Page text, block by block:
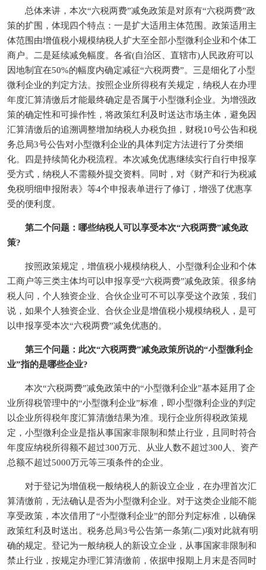
总体来讲，本次“六税两费”减免政策是对原有“六税两费”政
策的扩围，体现四个特点：一是扩大适用主体范围。政策适用主
体范围由增值税小规模纳税人扩大至全部小型微利企业和个体工
商户。二是延续减免幅度。各省(自治区、直辖市)人民政府可以
因地制宜在50%的幅度内确定减征“六税两费”。三是细化了小型
微利企业的判定方法。按照企业所得税有关规定，纳税人在办理
年度汇算清缴后才能最终确定是否属于小型微利企业。为增强政
策的确定性和可操作性，将政策红利及时送达市场主体，避免因
汇算清缴后的追溯调整增加纳税人办税负担，财税10号公告和税
务总局3号公告对小型微利企业的具体判定方法进行了分类细
化。四是持续简化办税流程。本次减免优惠继续实行自行申报享
受方式，纳税人不需额外提交资料。同时，对《财产和行为税减
免税明细申报附表》等4个申报表单进行了修订，增强了优惠享
受的便利度。
第二个问题：哪些纳税人可以享受本次“六税两费”减免政
策?
按照政策规定，增值税小规模纳税人、小型微利企业和个体
工商户等三类主体均可以申报享受“六税两费”减免政策。很多纳
税人问，个人独资企业、合伙企业可不可以享受这个政策，我们
说，如果个人独资企业、合伙企业是增值税小规模纳税人，是可
以申报享受本次“六税两费”减免优惠的。
第三个问题：此次“六税两费”减免政策所说的“小型微利企
业”指的是哪些企业?
本次“六税两费”减免政策中的“小型微利企业”基本延用了企
业所得税管理中的“小型微利企业”标准，即小型微利企业的判定
以企业所得税年度汇算清缴结果为准。现行企业所得税政策规
定，小型微利企业是指从事国家非限制和禁止行业，且同时符合
年度应纳税所得额不超过300万元、从业人数不超过300人、资产
总额不超过5000万元等三项条件的企业。
对于登记为增值税一般纳税人的新设立企业，在办理首次汇
算清缴前，无法确认是否为小型微利企业。对于这类企业能不能
享受政策，本次借用了“小型微利企业”的部分判定标准，以确保
政策红利及时送出。税务总局3号公告第一条第(二)项对此就有明
确的规定。登记为一般纳税人的新设立企业，从事国家非限制和
禁止行业，按规定办理汇算清缴前，依据申报期上月末是否同时